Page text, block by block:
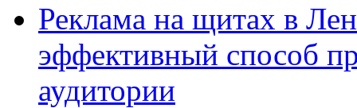
Реклама на щитах в
эффективный способ
аудитории